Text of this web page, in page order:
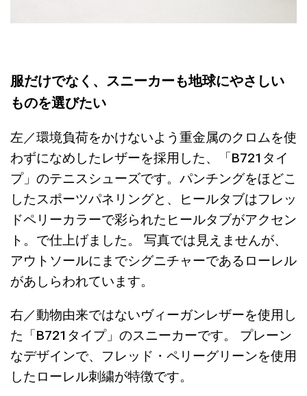
服だけでなく、スニーカーも地球にやさしい
ものを選びたい
左／環境負荷をかけないよう重金属のクロムを使
わずになめしたレザーを採用した、「B721タイ
プ」のテニスシューズです。パンチングをほどこ
したスポーツパネリングと、ヒールタブはフレッ
ドペリーカラーで彩られたヒールタブがアクセン
ト。で仕上げました。 写真では見えませんが、
アウトソールにまでシグニチャーであるローレル
があしらわれています。
右／動物由来ではないヴィーガンレザーを使用し
た「B721タイプ」のスニーカーです。 プレーン
なデザインで、フレッド・ペリーグリーンを使用
したローレル刺繍が特徴です。